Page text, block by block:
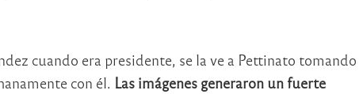
cuando era presidente, se la ve a Pettinato tomando
con él. Las imágenes generaron un fuerte